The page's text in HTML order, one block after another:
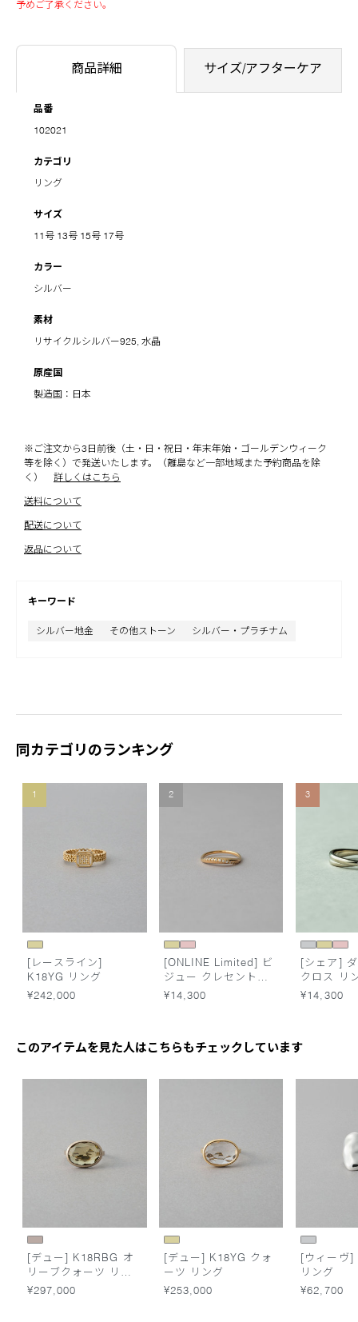
予めご了承ください。
商品詳細 サイズ/アフターケア
品番
102021
カテゴリ
リング
サイズ
11号 13号 15号 17号
カラー
シルバー
素材
リサイクルシルバー925, 水晶
原産国
製造国：日本
※ご注文から3日前後（土・日・祝日・年末年始・ゴールデンウィーク
等を除く）で発送いたします。（離島など一部地域また予約商品を除
く）
詳しくはこちら
送料について
配送について
返品について
キーワード
シルバー地金 その他ストーン シルバー・プラチナム
同カテゴリのランキング
1
[レースライン]
K18YG リング
¥242,000
2
[ONLINE Limited] ビ
ジュー クレセントム
ーン リング
¥14,300
3
[シェア]
クロス リ
¥14,300
このアイテムを見た人はこちらもチェックしています
[デュー] K18RBG オ
リーブクォーツ リン
グ
¥297,000
[デュー] K18YG クォ
ーツ リング
¥253,000
[ウィーヴ]
リング
¥62,700